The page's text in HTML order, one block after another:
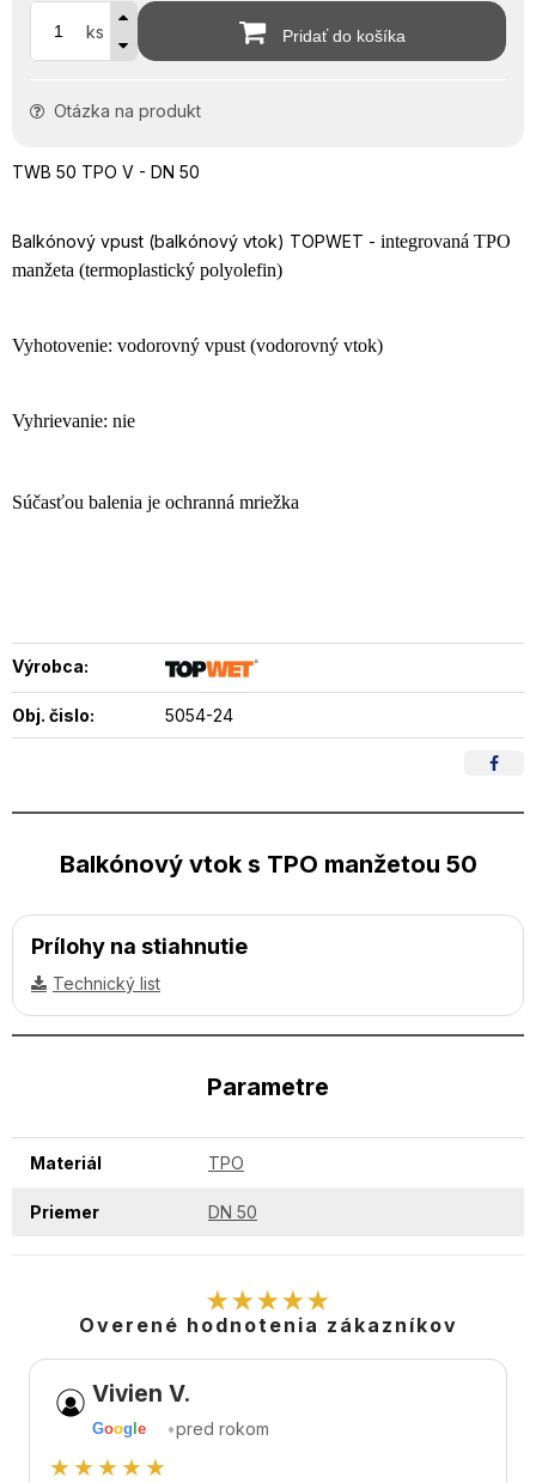
ks Pridať do košíka
Otázka na produkt
TWB 50 TPO V - DN 50
Balkónový vpust (balkónový vtok) TOPWET - integrovaná TPO
manžeta (termoplastický polyolefin)
Vyhotovenie: vodorovný vpust (vodorovný vtok)
Vyhrievanie: nie
Súčasťou balenia je ochranná mriežka
Výrobca:
Obj. čislo: 5054-24
Balkónový vtok s TPO manžetou 50
Prílohy na stiahnutie
Technický list
Parametre
Materiál TPO
Priemer DN 50
★★★★★
Overené hodnotenia zákazníkov
Vivien V.
Goog le •pred rokom
★★★★★